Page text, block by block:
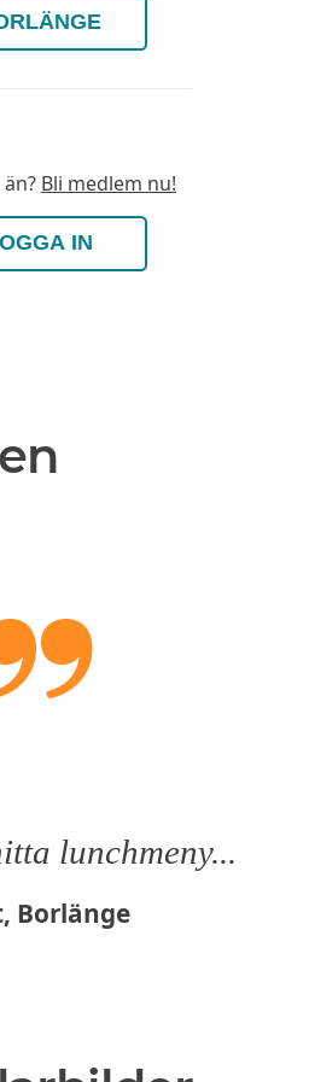
Bli medlem nu!
IN
lunchmeny...
Borlänge